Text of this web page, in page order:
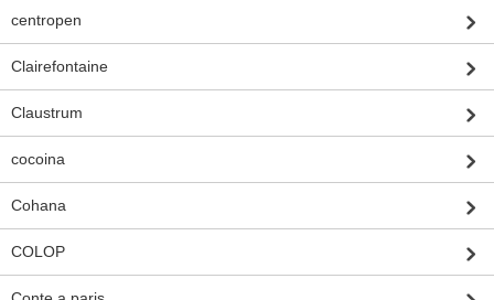
centropen
Clairefontaine
Claustrum
cocoina
Cohana
COLOP